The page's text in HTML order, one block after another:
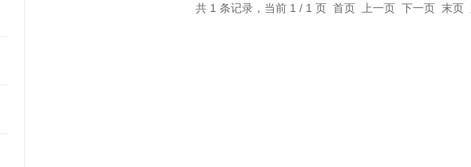
共 1 条记录，当前 1 / 1 页 首页 上一页 下一页 末页